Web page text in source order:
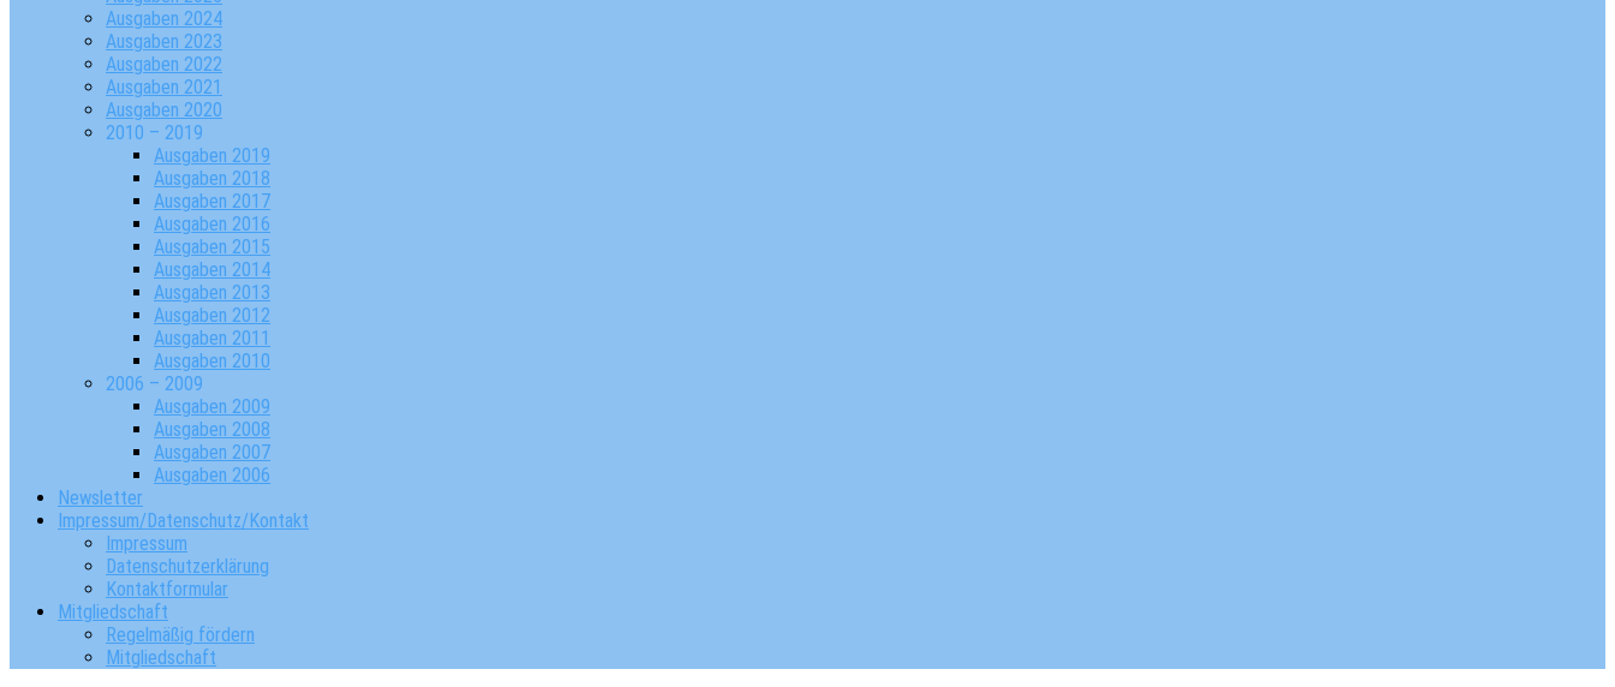
Ausgaben 2024
Ausgaben 2023
Ausgaben 2022
Ausgaben 2021
Ausgaben 2020
2010 – 2019
Ausgaben 2019
Ausgaben 2018
Ausgaben 2017
Ausgaben 2016
Ausgaben 2015
Ausgaben 2014
Ausgaben 2013
Ausgaben 2012
Ausgaben 2011
Ausgaben 2010
2006 – 2009
Ausgaben 2009
Ausgaben 2008
Ausgaben 2007
Ausgaben 2006
Newsletter
Impressum/Datenschutz/Kontakt
Impressum
Datenschutzerklärung
Kontaktformular
Mitgliedschaft
Regelmäßig fördern
Mitgliedschaft